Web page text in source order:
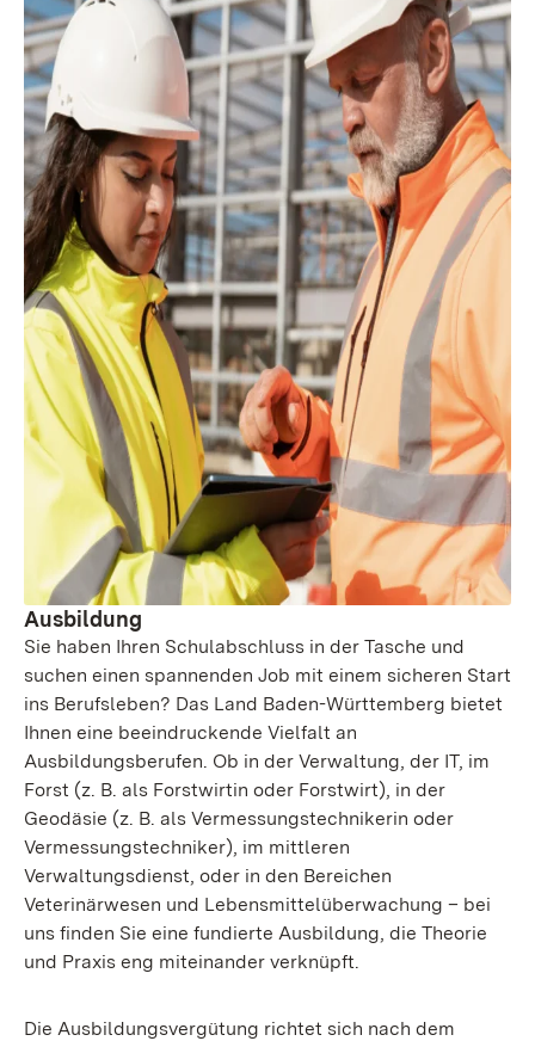
Ausbildung
Sie haben Ihren Schulabschluss in der Tasche und
suchen einen spannenden Job mit einem sicheren Start
ins Berufsleben? Das Land Baden-Württemberg bietet
Ihnen eine beeindruckende Vielfalt an
Ausbildungsberufen. Ob in der Verwaltung, der IT, im
Forst (z. B. als Forstwirtin oder Forstwirt), in der
Geodäsie (z. B. als Vermessungstechnikerin oder
Vermessungstechniker), im mittleren
Verwaltungsdienst, oder in den Bereichen
Veterinärwesen und Lebensmittelüberwachung – bei
uns finden Sie eine fundierte Ausbildung, die Theorie
und Praxis eng miteinander verknüpft.
Die Ausbildungsvergütung richtet sich nach dem